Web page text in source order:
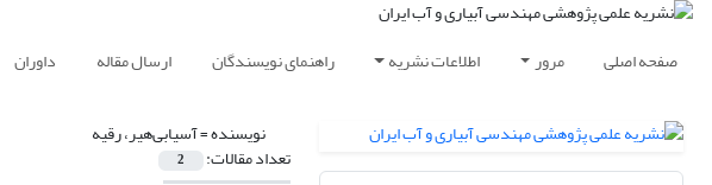
صفحه اصلی مرور اطلاعات نشریه راهنمای نویسندگان ارسال مقاله داوران
نویسنده =آسیابی‌هیر، رقیه
تعداد مقالات: 2